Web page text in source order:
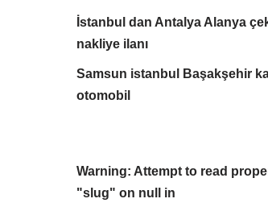
İstanbul dan Antalya Alanya
nakliye ilanı
Samsun istanbul Başakşehir
otomobil
Warning: Attempt to read
"slug" on null in